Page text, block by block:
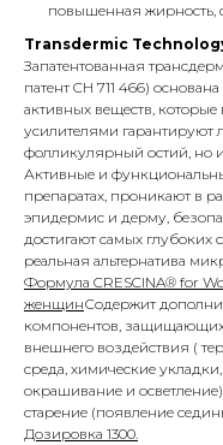
повышенная жирность,
Transdermic
Запатентованная
патент CH 711 466)
активных веществ,
усилителями гарантируют
фолликулярный остий, но
Активные и
препаратах, проникают в
эпидермис и дерму,
достигают самых глубоких
реальная альтернатива
Формула CRESCINA® for
женщинСодержит
компонентов, защищающих
внешнего воздействия (
среда, химические
окрашивание и
старение (появление
Дозировка 1300.